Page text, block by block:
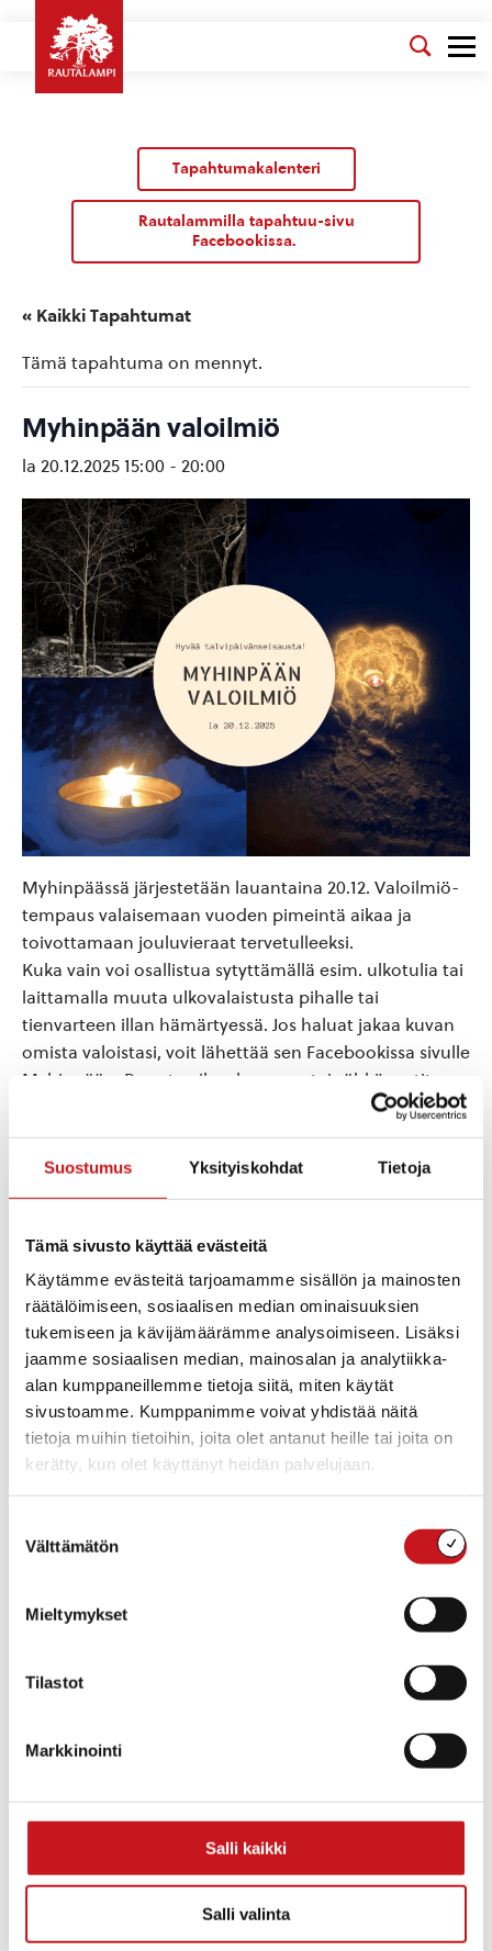
Suostumus Yksityiskohdat Tietoja
Tämä sivusto käyttää evästeitä
Käytämme evästeitä tarjoamamme sisällön ja mainosten
räätälöimiseen, sosiaalisen median ominaisuuksien
tukemiseen ja kävijämäärämme analysoimiseen. Lisäksi
jaamme sosiaalisen median, mainosalan ja analytiikka-
alan kumppaneillemme tietoja siitä, miten käytät
sivustoamme. Kumppanimme voivat yhdistää näitä
tietoja muihin tietoihin, joita olet antanut heille tai joita on
kerätty, kun olet käyttänyt heidän palvelujaan.
valinta
Välttämätön
Mieltymykset
Tilastot
Markkinointi
Salli kaikki
Salli valinta
Tapahtumakalenteri
Rautalammilla tapahtuu-sivu
Facebookissa.
« Kaikki Tapahtumat
Tämä tapahtuma on mennyt.
Myhinpään valoilmiö
la 20.12.2025 15:00 - 20:00
Myhinpäässä järjestetään lauantaina 20.12. Valoilmiö-
tempaus valaisemaan vuoden pimeintä aikaa ja
toivottamaan jouluvieraat tervetulleeksi.
Kuka vain voi osallistua sytyttämällä esim. ulkotulia tai
laittamalla muuta ulkovalaistusta pihalle tai
tienvarteen illan hämärtyessä. Jos haluat jakaa kuvan
omista valoistasi, voit lähettää sen Facebookissa sivulle
Myhinpää – Parasta aikaa korvessa tai sähköpostitse
tiedottaja.myhinpaa@gmail.com
Tervetuloa rauhoittumaan Myhinpään pimeyteen ja
Lisää kalenteriin
Päivämäärä:
la 20.12.2025
koko kylän joulukalenteri
Rautalampi